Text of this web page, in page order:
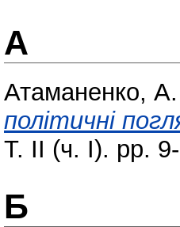
А
Атаманенко,
політичні
Т. ІІ (ч. І). pp.
Б